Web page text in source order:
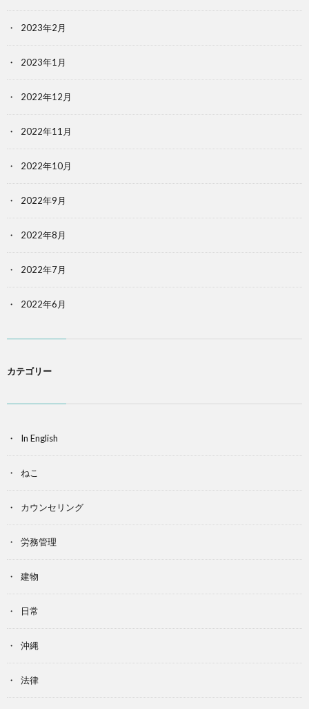
2023年2月
2023年1月
2022年12月
2022年11月
2022年10月
2022年9月
2022年8月
2022年7月
2022年6月
カテゴリー
In English
ねこ
カウンセリング
労務管理
建物
日常
沖縄
法律